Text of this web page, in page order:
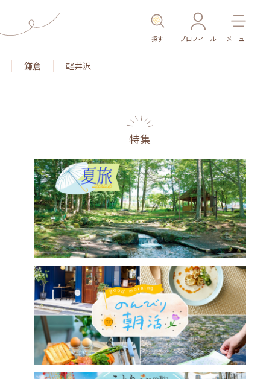
探す プロフィール メニュー
鎌倉 軽井沢
名所・旧跡 温泉・スパ その他施設 ごはん
特集